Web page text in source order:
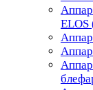
ELOS